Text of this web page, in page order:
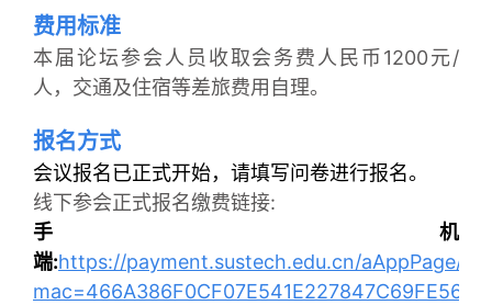
费用标准
本届论坛参会人员收取会务费人民币1200元/
人，交通及住宿等差旅费用自理。
报名方式
会议报名已正式开始，请填写问卷进行报名。
线下参会正式报名缴费链接:
手机
端:https://payment.sustech.edu.cn/aAppPage/